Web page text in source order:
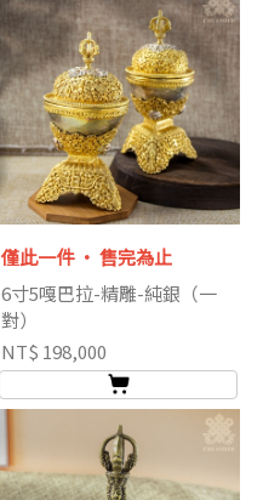
僅此一件 ‧ 售完為止
6寸5嘎巴拉-精雕-純銀（一
對）
NT$ 198,000